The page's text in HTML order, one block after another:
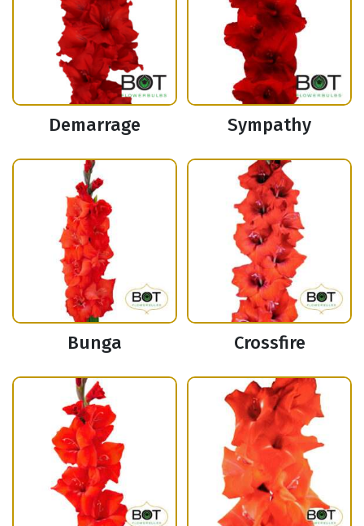
Demarrage Sympathy
Bunga Crossfire